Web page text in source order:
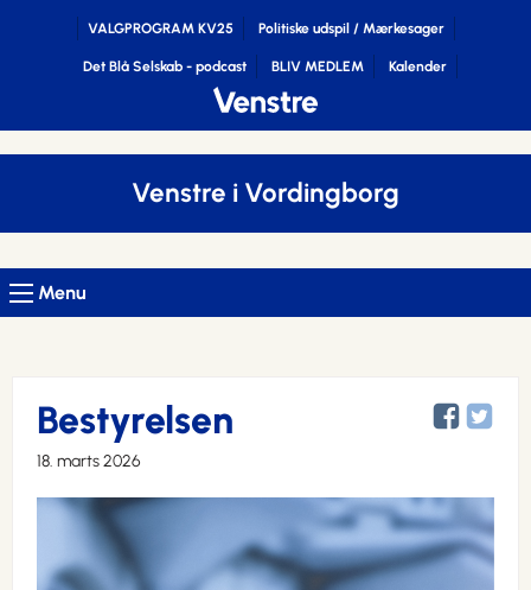
VALGPROGRAM KV25 Politiske udspil / Mærkesager
Det Blå Selskab - podcast BLIV MEDLEM Kalender
Venstre i Vordingborg
Menu
Bestyrelsen
18. marts 2026